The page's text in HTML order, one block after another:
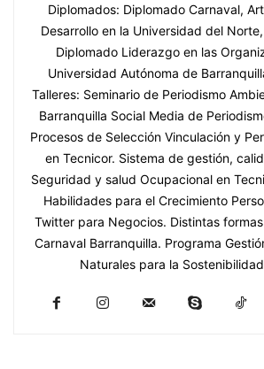
Diplomados: Diplomado Carnaval,
Desarrollo en la Universidad del
Diplomado Liderazgo en las
Universidad Autónoma de
Talleres: Seminario de Periodismo
Barranquilla Social Media de
Procesos de Selección Vinculación y
en Tecnicor. Sistema de gestión,
Seguridad y salud Ocupacional en
Habilidades para el Crecimiento
Twitter para Negocios. Distintas
Carnaval Barranquilla. Programa
Naturales para la